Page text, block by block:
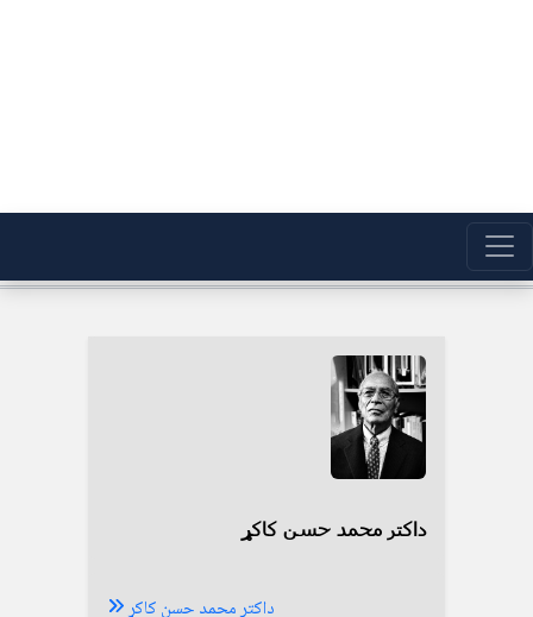
داکتر محمد حسن کاکړ
داکتر محمد حسن کاکړ